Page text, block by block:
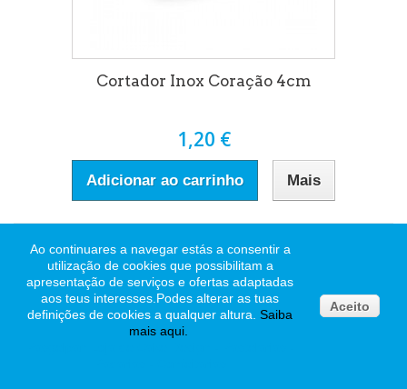
Cortador Inox Coração 4cm
1,20 €
Adicionar ao carrinho Mais
Ao continuares a navegar estás a consentir a
utilização de cookies que possibilitam a
apresentação de serviços e ofertas adaptadas
aos teus interesses. Podes alterar as tuas
definições de cookies a qualquer altura. Saiba
mais aqui.
Aceito